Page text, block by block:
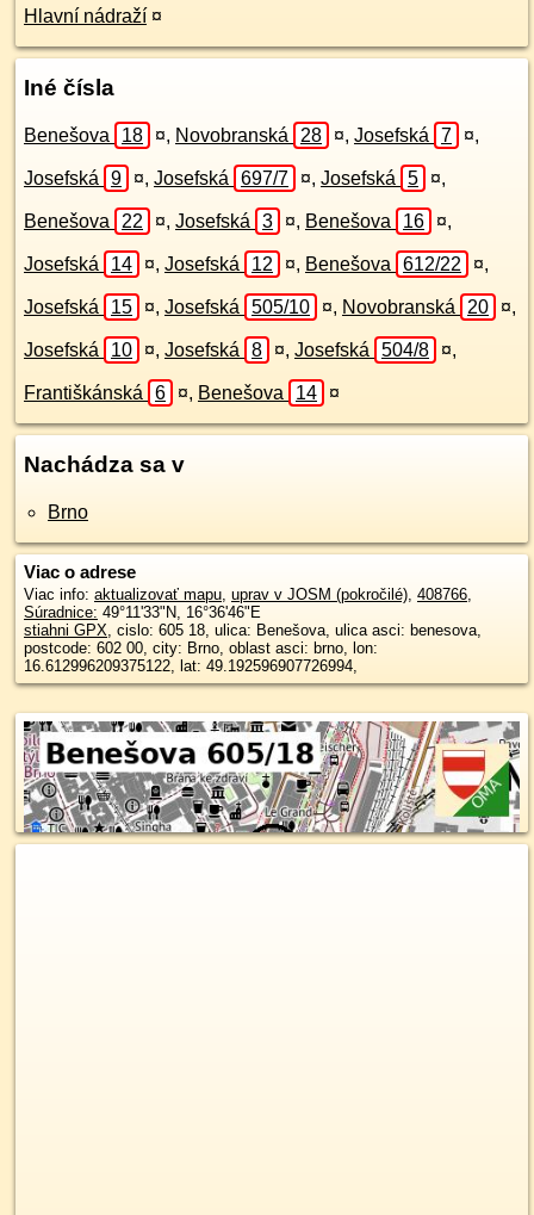
Hlavní nádraží ¤
Iné čísla
Benešova 18 ¤, Novobranská 28 ¤, Josefská 7 ¤,
Josefská 9 ¤, Josefská 697/7 ¤, Josefská 5 ¤,
Benešova 22 ¤, Josefská 3 ¤, Benešova 16 ¤,
Josefská 14 ¤, Josefská 12 ¤, Benešova 612/22 ¤,
Josefská 15 ¤, Josefská 505/10 ¤, Novobranská 20 ¤,
Josefská 10 ¤, Josefská 8 ¤, Josefská 504/8 ¤,
Františkánská 6 ¤, Benešova 14 ¤
Nachádza sa v
Brno
Viac o adrese
Viac info: aktualizovať mapu, uprav v JOSM (pokročilé), 408766,
Súradnice: 49°11'33"N, 16°36'46"E
stiahni GPX, cislo: 605 18, ulica: Benešova, ulica asci: benesova,
postcode: 602 00, city: Brno, oblast asci: brno, lon:
16.612996209375122, lat: 49.192596907726994,